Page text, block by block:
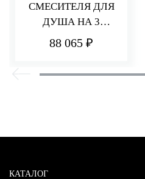
СМЕСИТЕЛЯ ДЛЯ
ДУША НА 3
ПОТРЕБИТЕЛЯ
88 065 ₽
КАТАЛОГ